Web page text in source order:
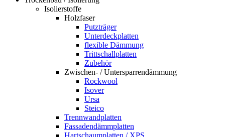
Isolierstoffe
Holzfaser
Putzträger
Unterdeckplatten
flexible Dämmung
Trittschallplatten
Zubehör
Zwischen- / Untersparrendämmung
Rockwool
Isover
Ursa
Steico
Trennwandplatten
Fassadendämmplatten